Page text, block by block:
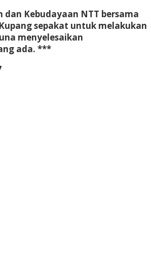
dan Kebudayaan NTT bersama
sepakat untuk melakukan
menyelesaikan
ada. ***